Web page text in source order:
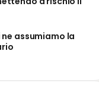
assumiamo la